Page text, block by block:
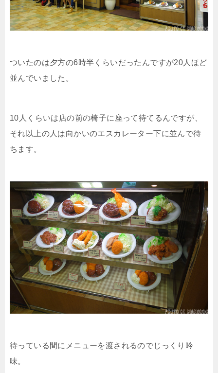
ついたのは夕方の6時半くらいだったんですが20人ほど
並んでいました。
10人くらいは店の前の椅子に座って待てるんですが、
それ以上の人は向かいのエスカレーター下に並んで待
ちます。
待っている間にメニューを渡されるのでじっくり吟
味。